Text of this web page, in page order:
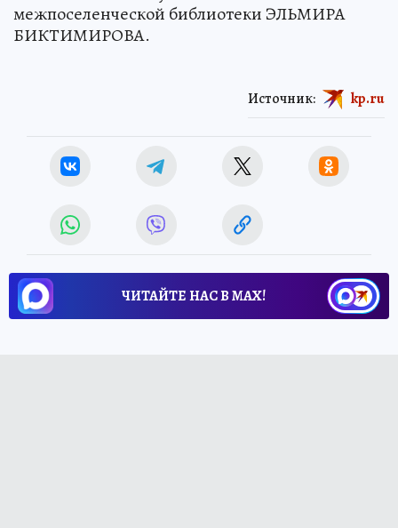
межпоселенческой библиотеки ЭЛЬМИРА
БИКТИМИРОВА.
Источник: kp.ru
ЧИТАЙТЕ НАС В МАХ!